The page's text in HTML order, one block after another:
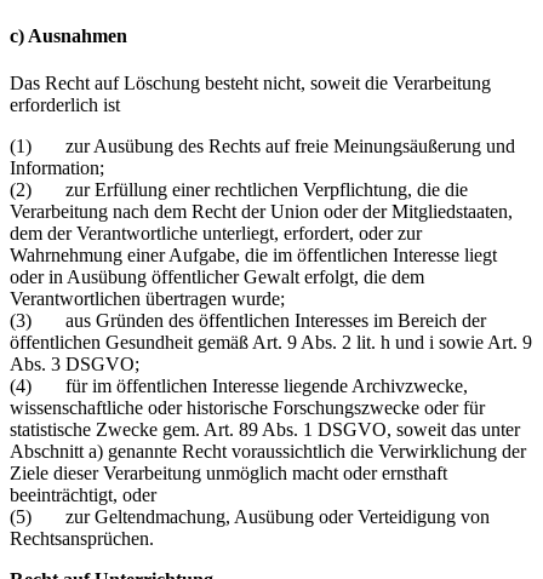
c) Ausnahmen
Das Recht auf Löschung besteht nicht, soweit die Verarbeitung
erforderlich ist
(1) zur Ausübung des Rechts auf freie Meinungsäußerung und
Information;
(2) zur Erfüllung einer rechtlichen Verpflichtung, die die
Verarbeitung nach dem Recht der Union oder der Mitgliedstaaten,
dem der Verantwortliche unterliegt, erfordert, oder zur
Wahrnehmung einer Aufgabe, die im öffentlichen Interesse liegt
oder in Ausübung öffentlicher Gewalt erfolgt, die dem
Verantwortlichen übertragen wurde;
(3) aus Gründen des öffentlichen Interesses im Bereich der
öffentlichen Gesundheit gemäß Art. 9 Abs. 2 lit. h und i sowie Art. 9
Abs. 3 DSGVO;
(4) für im öffentlichen Interesse liegende Archivzwecke,
wissenschaftliche oder historische Forschungszwecke oder für
statistische Zwecke gem. Art. 89 Abs. 1 DSGVO, soweit das unter
Abschnitt a) genannte Recht voraussichtlich die Verwirklichung der
Ziele dieser Verarbeitung unmöglich macht oder ernsthaft
beeinträchtigt, oder
(5) zur Geltendmachung, Ausübung oder Verteidigung von
Rechtsansprüchen.